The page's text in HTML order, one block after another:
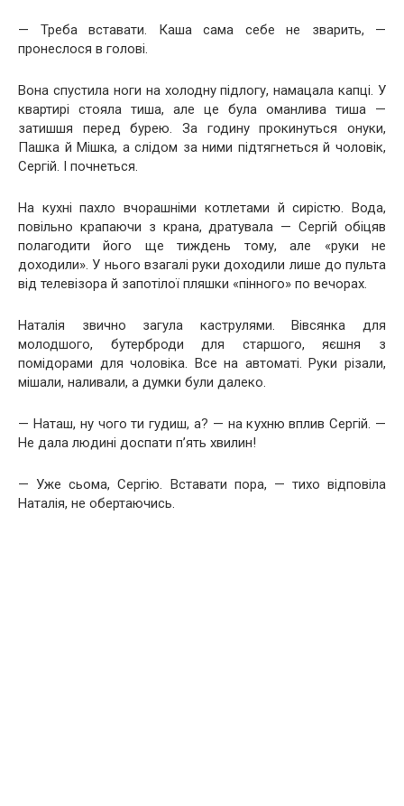
— Треба вставати. Каша сама себе не зварить, —
пронеслося в голові.
Вона спустила ноги на холодну підлогу, намацала капці. У
квартирі стояла тиша, але це була оманлива тиша —
затишшя перед бурею. За годину прокинуться онуки,
Пашка й Мішка, а слідом за ними підтягнеться й чоловік,
Сергій. І почнеться.
На кухні пахло вчорашніми котлетами й сирістю. Вода,
повільно крапаючи з крана, дратувала — Сергій обіцяв
полагодити його ще тиждень тому, але «руки не
доходили». У нього взагалі руки доходили лише до пульта
від телевізора й запотілої пляшки «пінного» по вечорах.
Наталія звично загула каструлями. Вівсянка для
молодшого, бутерброди для старшого, яєшня з
помідорами для чоловіка. Все на автоматі. Руки різали,
мішали, наливали, а думки були далеко.
— Наташ, ну чого ти гудиш, а? — на кухню вплив Сергій. —
Не дала людині доспати п’ять хвилин!
— Уже сьома, Сергію. Вставати пора, — тихо відповіла
Наталія, не обертаючись.